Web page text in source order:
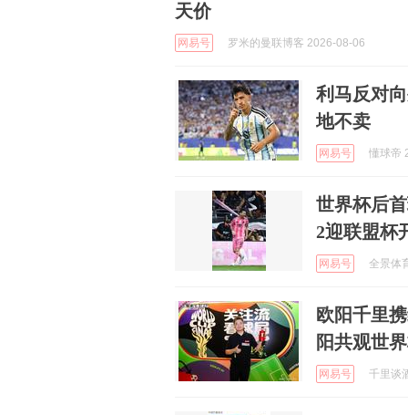
天价
网易号 罗米的曼联博客 2026-08-06
利马反对
地不卖
网易号 懂球帝
世界杯后
2迎联盟杯
网易号 全景体
欧阳千里
阳共观世
网易号 千里谈